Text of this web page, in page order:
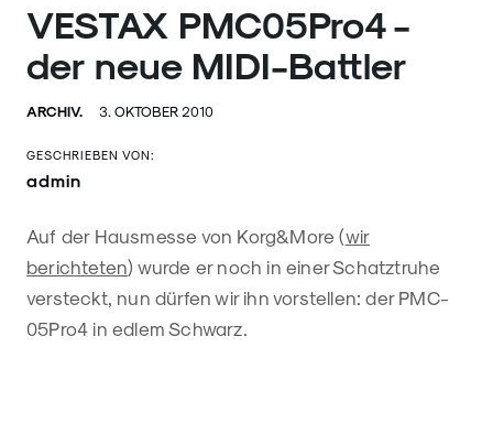
VESTAX PMC05Pro4 -
der neue MIDI-Battler
ARCHIV. 3. OKTOBER 2010
GESCHRIEBEN VON:
admin
Auf der Hausmesse von Korg&More (wir
berichteten) wurde er noch in einer Schatztruhe
versteckt, nun dürfen wir ihn vorstellen: der PMC-
05Pro4 in edlem Schwarz.